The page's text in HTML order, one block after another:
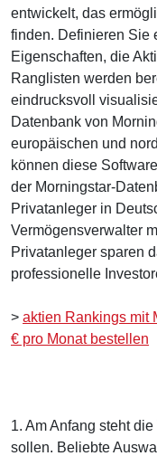
entwickelt, das
finden. Definieren Sie
Eigenschaften, die
Ranglisten werden
eindrucksvoll
Datenbank von
europäischen und
können diese
der Morningstar-
Privatanleger in
Vermögensverwalter
Privatanleger sparen
professionelle
> aktien Rankings mit
€ pro Monat bestellen
1. Am Anfang steht
sollen. Beliebte